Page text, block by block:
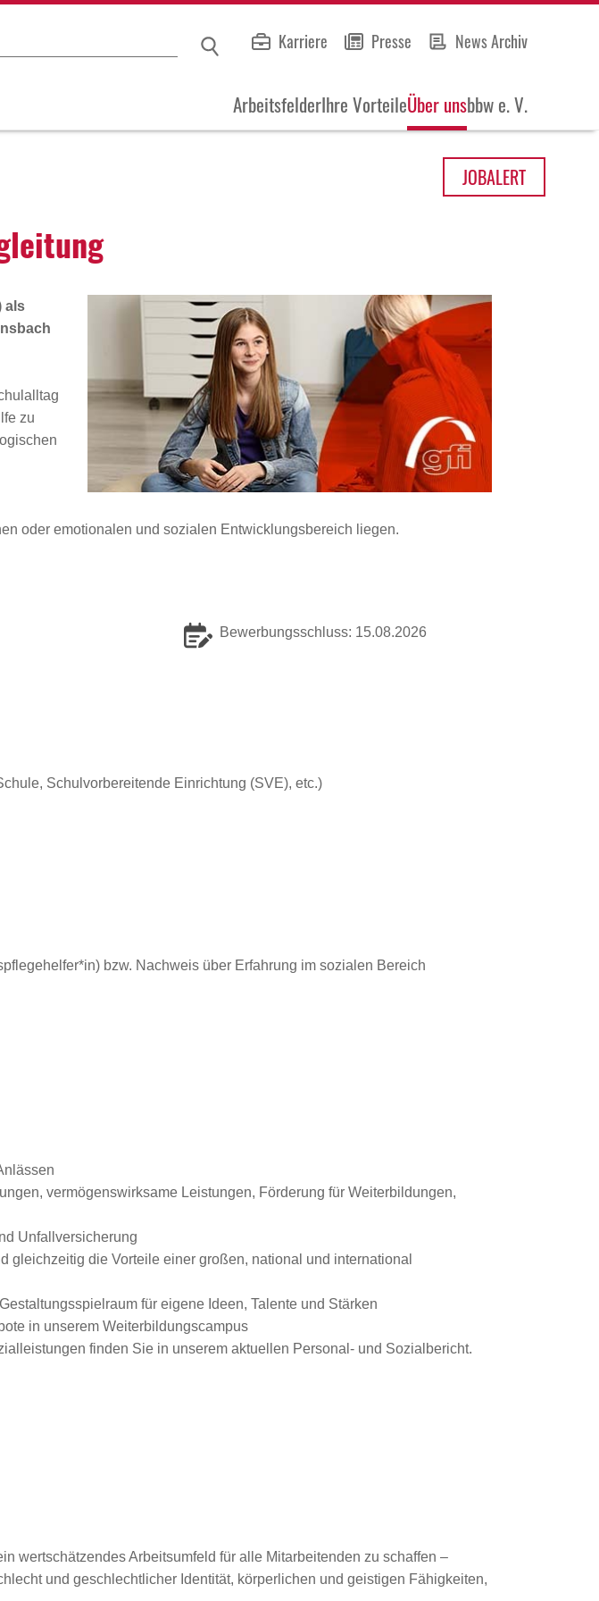
Karriere Presse News Archiv
ArbeitsfelderIhre VorteileÜber unsbbw e. V.
JOBALERT
als
zu
oder emotionalen und sozialen Entwicklungsbereich liegen.
Bewerbungsschluss: 15.08.2026
Schulvorbereitende Einrichtung (SVE), etc.)
bzw. Nachweis über Erfahrung im sozialen Bereich
vermögenswirksame Leistungen, Förderung für Weiterbildungen,
Unfallversicherung
gleichzeitig die Vorteile einer großen, national und international
für eigene Ideen, Talente und Stärken
in unserem Weiterbildungscampus
finden Sie in unserem aktuellen Personal- und Sozialbericht.
wertschätzendes Arbeitsumfeld für alle Mitarbeitenden zu schaffen –
und geschlechtlicher Identität, körperlichen und geistigen Fähigkeiten,